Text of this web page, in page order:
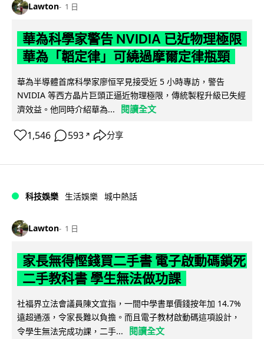
Lawton 1 日
華為科學家警告 NVIDIA 已近物理極限
華為「韜定律」可繞過摩爾定律瓶頸
華為半導體首席科學家廖恒罕見接受近 5 小時專訪，警告
NVIDIA 等西方晶片巨頭正逼近物理極限，傳統製程升級已失經
濟效益。他同時介紹華為...
閱讀全文
1,546 593 ↗ 分享
科技娛樂 生活娛樂 城中熱話
Lawton 1 日
家長無得慳錢買二手書 電子啟動碼鎖死
二手教科書 學生無法做功課
社福界立法會議員陳文宜指，一間中學書單價錢按年加 14.7%
遠超通漲，令家長難以負擔。而且電子教材啟動碼這項設計，
令學生無法完成功課，二手...
閱讀全文